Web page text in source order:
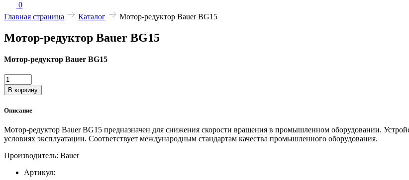
0
Главная страница
Каталог Мотор-редуктор Bauer BG15
Мотор-редуктор Bauer BG15
Мотор-редуктор Bauer BG15
Количество
товара
Мотор-
Bauer
В корзину
Описание
Мотор-редуктор Bauer BG15 предназначен для снижения скорости вращения в промышленном оборудовании.
условиях эксплуатации. Соответствует международным стандартам качества промышленного оборудования.
Производитель: Bauer
Артикул: